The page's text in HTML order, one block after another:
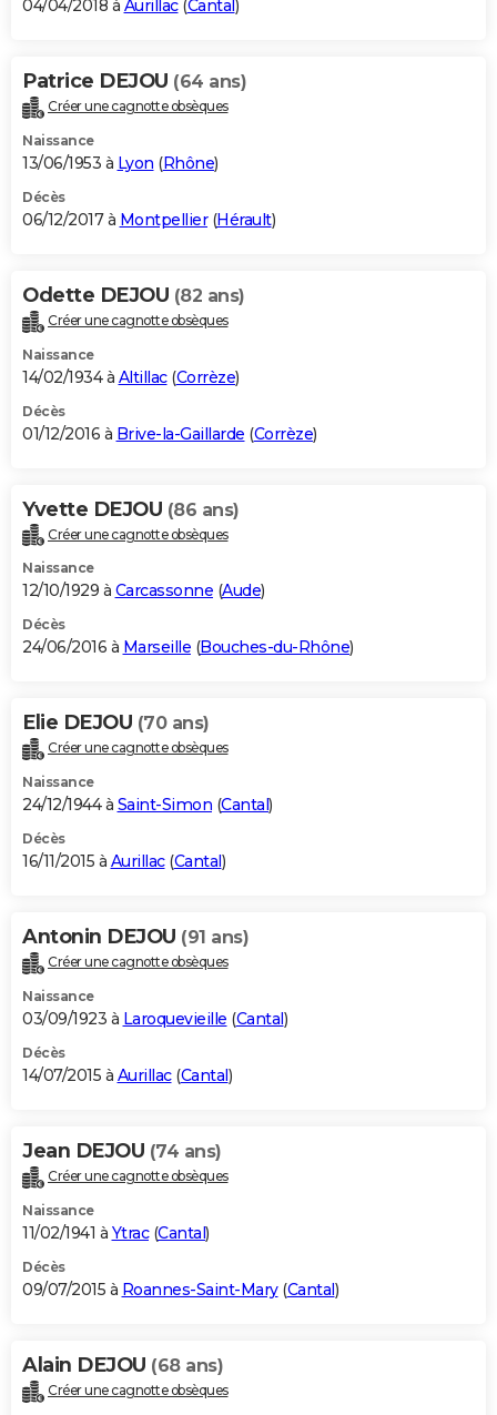
04/04/2018 à Aurillac(Cantal)
Patrice DEJOU (64 ans)
Créer une cagnotte obsèques
Naissance
13/06/1953 à Lyon (Rhône)
Décès
06/12/2017 à Montpellier(Hérault)
Odette DEJOU (82 ans)
Créer une cagnotte obsèques
Naissance
14/02/1934 à Altillac(Corrèze)
Décès
01/12/2016 à Brive-la-Gaillarde (Corrèze)
Yvette DEJOU (86 ans)
Créer une cagnotte obsèques
Naissance
12/10/1929 à Carcassonne (Aude)
Décès
24/06/2016 à Marseille (Bouches-du-Rhône)
Elie DEJOU (70 ans)
Créer une cagnotte obsèques
Naissance
24/12/1944 à Saint-Simon (Cantal )
Décès
16/11/2015 à Aurillac(Cantal )
Antonin DEJOU (91 ans)
Créer une cagnotte obsèques
Naissance
03/09/1923 à Laroquevieille (Cantal)
Décès
14/07/2015 à Aurillac(Cantal)
Jean DEJOU (74 ans)
Créer une cagnotte obsèques
Naissance
11/02/1941 à Ytrac(Cantal)
Décès
09/07/2015 à Roannes-Saint-Mary(Cantal)
Alain DEJOU (68 ans)
Créer une cagnotte obsèques